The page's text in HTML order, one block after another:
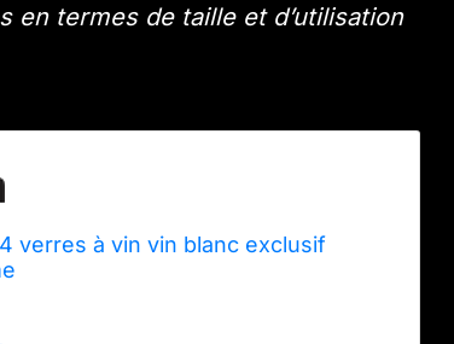
en termes de taille et d’utilisation
verres à vin vin blanc exclusif